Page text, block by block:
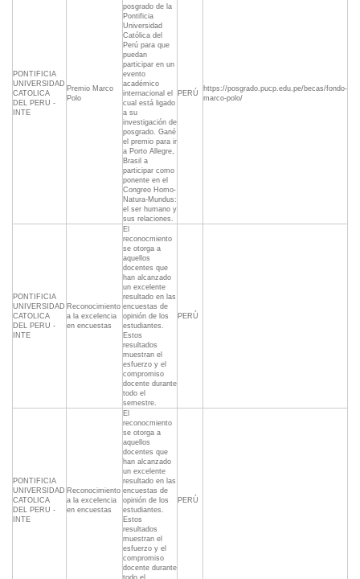
PONTIFICIA
UNIVERSIDAD
CATOLICA
DEL PERU -
INTE
Premio Marco
Polo
posgrado de la
Pontificia
Universidad
Católica del
Perú para que
puedan
participar en un
evento
académico
internacional el
cual está ligado
a su
investigación de
posgrado. Gané
el premio para ir
a Porto Allegre,
Brasil a
participar como
ponente en el
Congreo Homo-
Natura-Mundus:
el ser humano y
sus relaciones.
PERÚ
https://posgrado.pucp.edu.pe/becas/fondo-
marco-polo/
PONTIFICIA
UNIVERSIDAD
CATOLICA
DEL PERU -
INTE
Reconocimiento
a la excelencia
en encuestas
El
reconocmiento
se otorga a
aquellos
docentes que
han alcanzado
un excelente
resultado en las
encuestas de
opinión de los
estudiantes.
Estos
resultados
muestran el
esfuerzo y el
compromiso
docente durante
todo el
semestre.
PERÚ
PONTIFICIA
UNIVERSIDAD
CATOLICA
DEL PERU -
INTE
Reconocimiento
a la excelencia
en encuestas
El
reconocmiento
se otorga a
aquellos
docentes que
han alcanzado
un excelente
resultado en las
encuestas de
opinión de los
estudiantes.
Estos
resultados
muestran el
esfuerzo y el
compromiso
docente durante
todo el
PERÚ